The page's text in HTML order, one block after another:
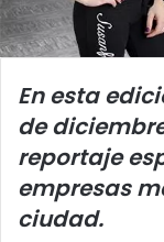
En esta
de
reportaje
empresas
ciudad.